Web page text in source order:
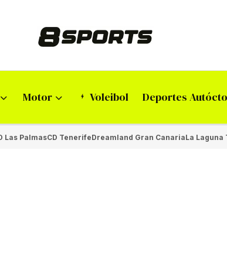
Motor Voleibol Deportes
Las PalmasCD TenerifeDreamland Gran CanariaLa Laguna